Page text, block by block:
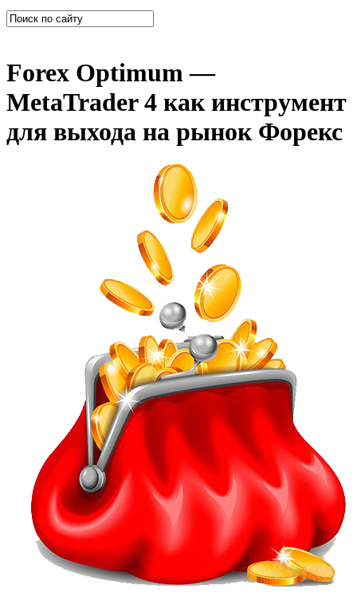
Forex Optimum —
MetaTrader 4 как инструмент
для выхода на рынок Форекс